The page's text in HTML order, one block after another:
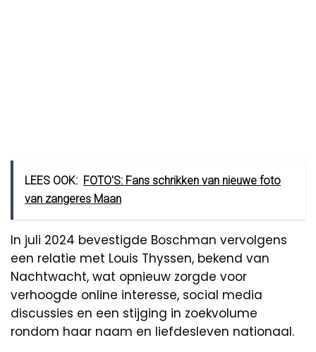
LEES OOK: FOTO'S: Fans schrikken van nieuwe foto
van zangeres Maan
In juli 2024 bevestigde Boschman vervolgens
een relatie met Louis Thyssen, bekend van
Nachtwacht, wat opnieuw zorgde voor
verhoogde online interesse, social media
discussies en een stijging in zoekvolume
rondom haar naam en liefdesleven nationaal.